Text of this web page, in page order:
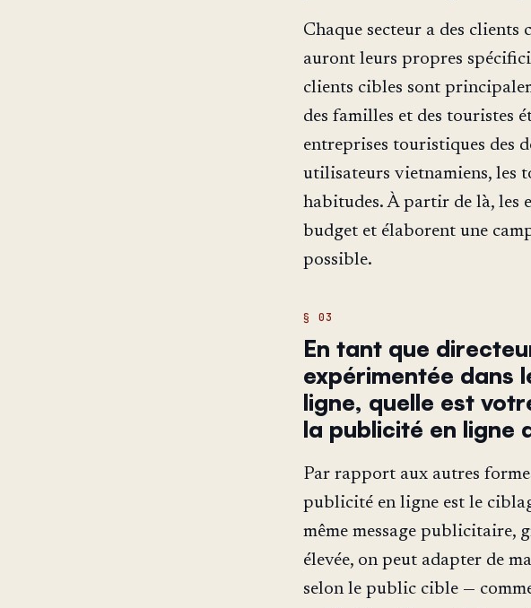
Chaque secteur a des clients
auront leurs propres
clients cibles sont
des familles et des touristes
entreprises touristiques des
utilisateurs vietnamiens, les
habitudes. À partir de là, les
budget et élaborent une
possible.
En tant que
expérimentée dans
ligne, quelle est
la publicité en ligne
Par rapport aux autres
publicité en ligne est le
même message publicitaire,
élevée, on peut adapter de
selon le public cible —